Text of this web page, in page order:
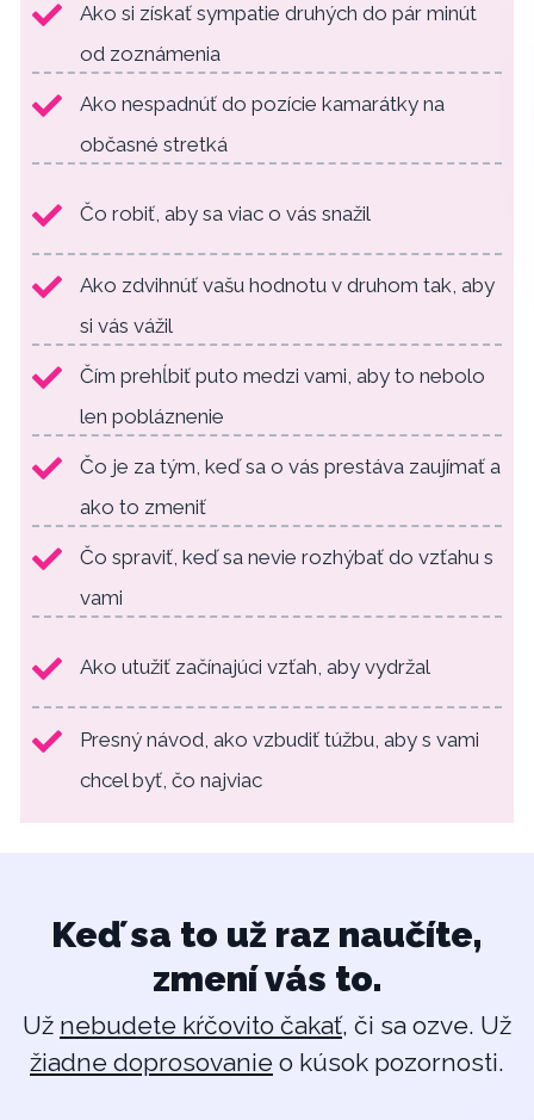
Ako si získať sympatie druhých do pár minút
od zoznámenia
Ako nespadnúť do pozície kamarátky na
občasné stretká
Čo robiť, aby sa viac o vás snažil
Ako zdvihnúť vašu hodnotu v druhom tak, aby
si vás vážil
Čím prehĺbiť puto medzi vami, aby to nebolo
len pobláznenie
Čo je za tým, keď sa o vás prestáva zaujímať a
ako to zmeniť
Čo spraviť, keď sa nevie rozhýbať do vzťahu s
vami
Ako utužiť začínajúci vzťah, aby vydržal
Presný návod, ako vzbudiť túžbu, aby s vami
chcel byť, čo najviac
Keď sa to už raz naučíte,
zmení vás to.
Už nebudete kŕčovito čakať, či sa ozve. Už
žiadne doprosovanie o kúsok pozornosti.